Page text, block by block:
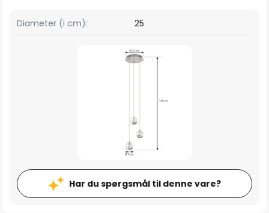
Diameter (i cm): 25
Har du spørgsmål til denne vare?